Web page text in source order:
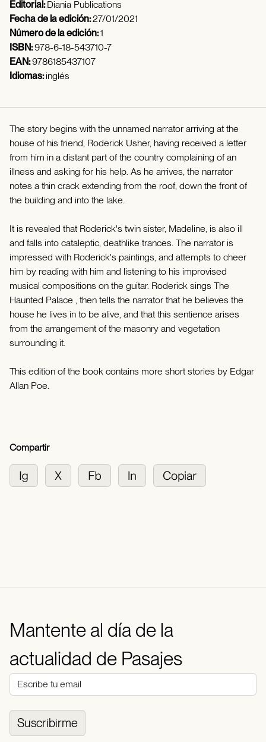
Editorial:Diania Publications
Fecha de la edición:27/01/2021
Número de la edición:1
ISBN:978-6-18-543710-7
EAN:9786185437107
Idiomas:inglés
The story begins with the unnamed narrator arriving at the
house of his friend, Roderick Usher, having received a letter
from him in a distant part of the country complaining of an
illness and asking for his help. As he arrives, the narrator
notes a thin crack extending from the roof, down the front of
the building and into the lake.
It is revealed that Roderick's twin sister, Madeline, is also ill
and falls into cataleptic, deathlike trances. The narrator is
impressed with Roderick's paintings, and attempts to cheer
him by reading with him and listening to his improvised
musical compositions on the guitar. Roderick sings The
Haunted Palace , then tells the narrator that he believes the
house he lives in to be alive, and that this sentience arises
from the arrangement of the masonry and vegetation
surrounding it.
This edition of the book contains more short stories by Edgar
Allan Poe.
Compartir
Mantente al día de la
actualidad de Pasajes
Suscribirme